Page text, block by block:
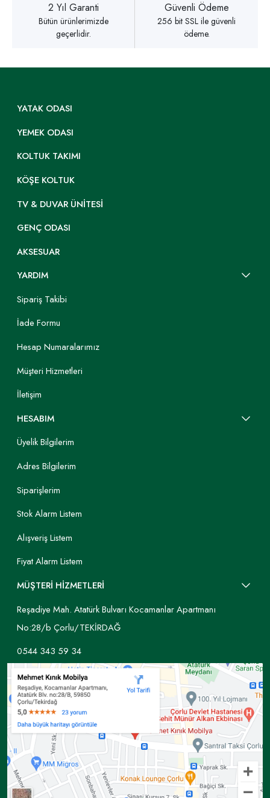
2 Yıl Garanti
Bütün ürünlerimizde
geçerlidir.
Güvenli Ödeme
256 bit SSL ile güvenli
ödeme.
YATAK ODASI
YEMEK ODASI
KOLTUK TAKIMI
KÖŞE KOLTUK
TV & DUVAR ÜNITESI
GENÇ ODASI
AKSESUAR
YARDIM
Sipariş Takibi
İade Formu
Hesap Numaralarımız
Müşteri Hizmetleri
İletişim
HESABIM
Üyelik Bilgilerim
Adres Bilgilerim
Siparişlerim
Stok Alarm Listem
Alışveriş Listem
Fiyat Alarm Listem
MÜŞTERİ HİZMETLERİ
Reşadiye Mah. Atatürk Bulvarı Kocamanlar Apartmanı
No:28/b Çorlu/TEKİRDAĞ
0544 343 59 34